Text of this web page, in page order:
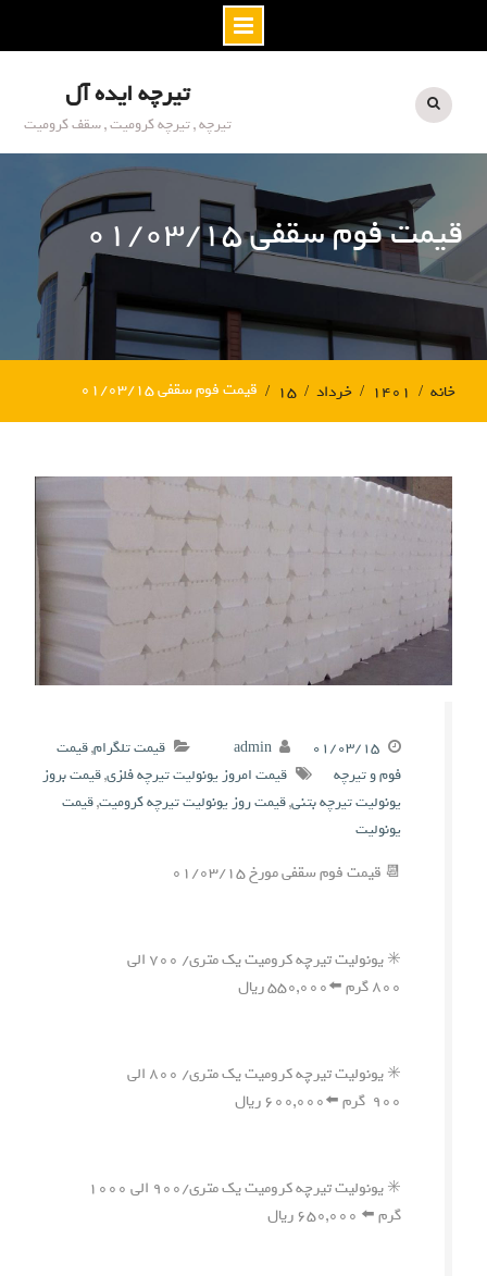
c
t
e
n
تیرچه ایده آل
تیرچه , تیرچه کرومیت , سقف کرومیت
قیمت فوم سقفی ۰۱/۰۳/۱۵
خانه ۱۴۰۱ خرداد ۱۵ قیمت فوم سقفی ۰۱/۰۳/۱۵
۰۱/۰۳/۱۵ admin قیمت تلگرام,قیمت
فوم و تیرچه
قیمت امروز یونولیت تیرچه فلزی,قیمت بروز
یونولیت تیرچه بتنی,قیمت روز یونولیت تیرچه کرومیت,قیمت
یونولیت
📆 قیمت فوم سقفی مورخ ۰۱/۰۳/۱۵
✳️ یونولیت تیرچه کرومیت یک متری/ ۷۰۰ الی
۸۰۰ گرم ⬅️۵۵۰,۰۰۰ ریال
✳️ یونولیت تیرچه کرومیت یک متری/ ۸۰۰ الی
۹۰۰ گرم ⬅️۶۰۰,۰۰۰ ریال
✳️ یونولیت تیرچه کرومیت یک متری/۹۰۰ الی ۱۰۰۰
گرم ⬅️ ۶۵۰,۰۰۰ ریال